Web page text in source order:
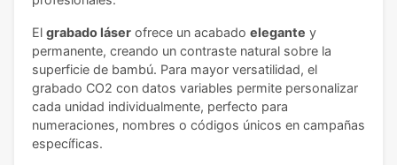
El grabado láser ofrece un acabado elegante y
permanente, creando un contraste natural sobre la
superficie de bambú. Para mayor versatilidad, el
grabado CO2 con datos variables permite personalizar
cada unidad individualmente, perfecto para
numeraciones, nombres o códigos únicos en campañas
específicas.